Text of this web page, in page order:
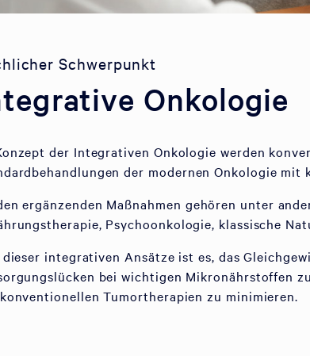
Schwerpunkt
Onkologie
der Integrativen Onkologie werden
der modernen Onkologie
ergänzenden Maßnahmen gehören unter
Psychoonkologie, klassische
integrativen Ansätze ist es, das
bei wichtigen Mikronährstoffen
Tumortherapien zu minimieren.